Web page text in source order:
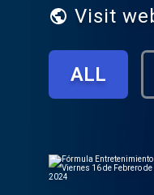
Visit
ALL